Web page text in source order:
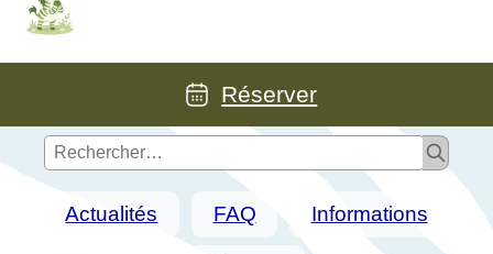
Réserver
Actualités FAQ Informations